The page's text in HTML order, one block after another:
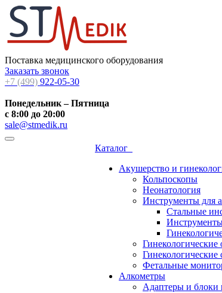
Поставка медицинского оборудования
Заказать звонок
+7 (499) 922-05-30
Понедельник – Пятница
с 8:00 до 20:00
sale@stmedik.ru
Каталог
Акушерство и
Кольпоскопы
Неонатология
Инструменты для
Стальные
Инструменты
Гинекологические
Гинекологические
Фетальные
Алкометры
Адаптеры и блоки